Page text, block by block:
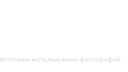
Источник используемых фотографий